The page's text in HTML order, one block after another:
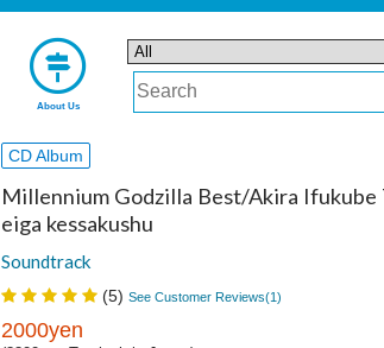
About Us
CD Album
Millennium Godzilla Best/Akira Ifukube
eiga kessakushu
Soundtrack
(5) See Customer Reviews(1)
2000yen